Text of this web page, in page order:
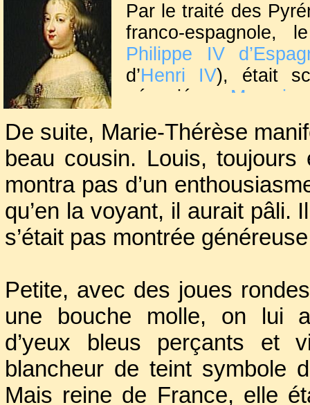
Par le traité des
franco-espagnole,
Philippe IV
d’Henri IV), était
négocié par Mazarin
pays.
Le mariage eut lieu
suivante puis béni
Les deux époux
De suite, Marie-Thérèse
beau cousin. Louis,
montra pas d’un
qu’en la voyant, il aurait pâli.
s’était pas montrée
Petite, avec des joues
une bouche molle, on lui
d’yeux bleus perçants et
blancheur de teint symbole
Mais reine de France, elle